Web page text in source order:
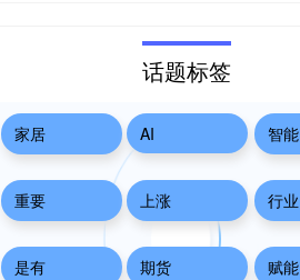
话题标签
家居 AI 智能
重要 上涨 行业
是有 期货 赋能